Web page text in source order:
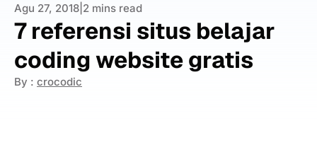
Agu 27, 2018 2 mins read
7 referensi situs belajar
coding website gratis
By : crocodic